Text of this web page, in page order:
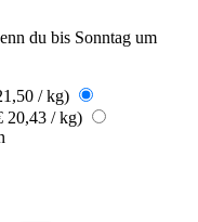
du bis Sonntag um
/ kg)
20,43 / kg)